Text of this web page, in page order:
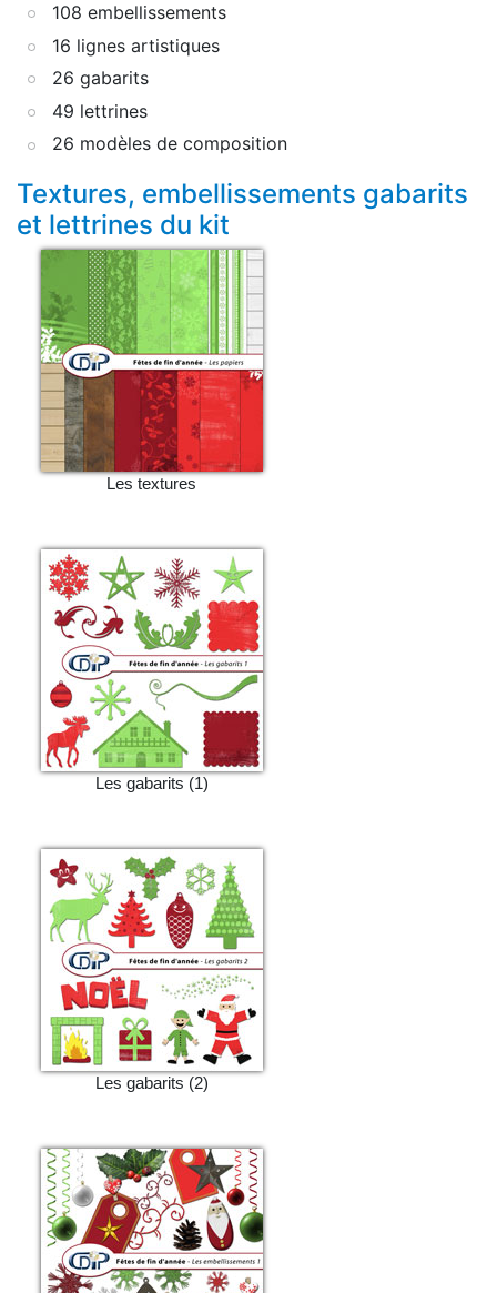
108 embellissements
16 lignes artistiques
26 gabarits
49 lettrines
26 modèles de composition
Textures, embellissements gabarits
et lettrines du kit
Les textures
Les gabarits (1)
Les gabarits (2)